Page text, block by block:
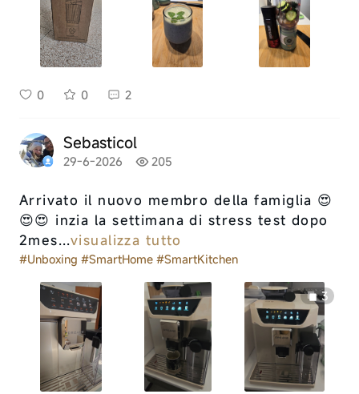
0 0 2
Sebasticol
29-6-2026 205
Arrivato il nuovo membro della famiglia 😍
😍😍 inzia la settimana di stress test dopo
2mes...visualizza tutto
#Unboxing #SmartHome #SmartKitchen
3